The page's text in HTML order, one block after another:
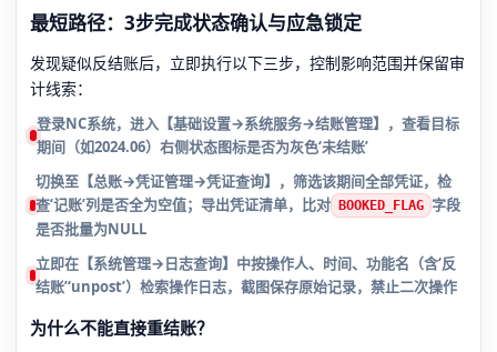
最短路径：3步完成状态确认与应急锁定
发现疑似反结账后，立即执行以下三步，控制影响范围并保留审
计线索：
登录NC系统，进入【基础设置→系统服务→结账管理】，查看目标
期间（如2024.06）右侧状态图标是否为灰色‘未结账’
切换至【总账→凭证管理→凭证查询】，筛选该期间全部凭证，检
查‘记账’列是否全为空值；导出凭证清单，比对 BOOKED_FLAG 字段
是否批量为NULL
立即在【系统管理→日志查询】中按操作人、时间、功能名（含‘反
结账’‘unpost’）检索操作日志，截图保存原始记录，禁止二次操作
为什么不能直接重结账？